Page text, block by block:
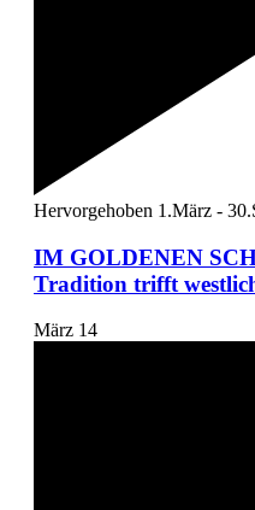
Hervorgehoben 1.März -
IM GOLDENEN
Tradition trifft
März 14